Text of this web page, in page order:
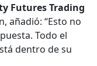
Futures Trad­ing
añadió: “Esto no
Todo el
den­tro de su